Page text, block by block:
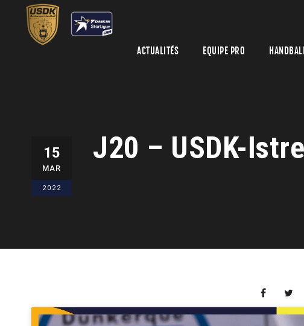
ACTUALITÉS EQUIPE PRO
15
MAR
2022
J20 – USDK-